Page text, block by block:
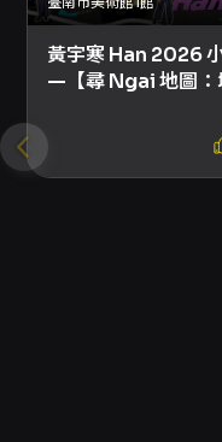
未經授權之攝影
錄器材、超大物
氣輕於空氣物品
險物品。 - 嚴禁
或派發未獲授
票被判定為轉
辦方保留取消
場內飲酒、吸
- 其他重要提醒
KKTIX 平台服
會員及每張信
立不接受更改
一致，英文版
黃宇寒 Han 2026
—【尋 Ngai 地圖：